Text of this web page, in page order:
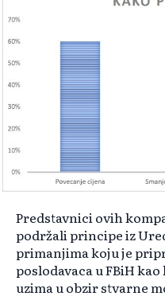
Predstavnici ovih
podržali principe iz
primanjima koju je
poslodavaca u FBiH
uzima u obzir stvarne